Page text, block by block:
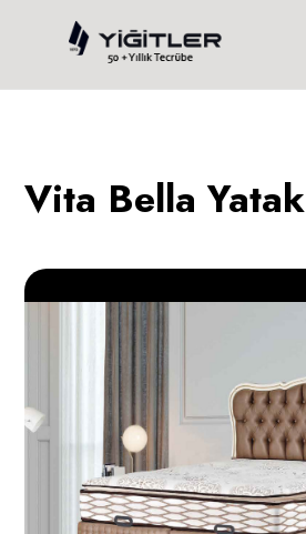
Vita Bella Yatak